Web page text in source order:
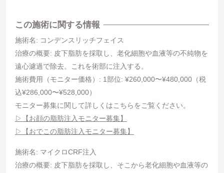
この施術に関する情報
施術名: コンデンスリッチフェイス
治療の概要: 皮下脂肪を採取し、老化細胞や血液等の不純物を
遠心濾過で除去。これを術部に注入する。
施術費用（モニター価格）: 1部位: ¥260,000〜¥480,000（税
込¥286,000〜¥528,000）
モニター募集に関して詳しくはこちらをご覧ください。
▷【お顔の脂肪注入モニター募集】
▷【おでこの脂肪注入モニター募集】
施術名: マイクロCRF注入
治療の概要: 皮下脂肪を採取し、そこから老化細胞や血液等の